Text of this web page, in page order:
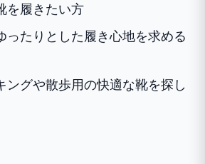
を履きたい方
ったりとした履き心地を求める
ングや散歩用の快適な靴を探し